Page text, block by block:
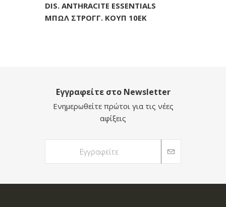
DIS. ANTHRACITE ESSENTIALS
ΜΠΩΛ ΣΤΡΟΓΓ. ΚΟΥΠ 10ΕΚ
Εγγραφείτε στο Newsletter
Ενημερωθείτε πρώτοι για τις νέες
αφίξεις